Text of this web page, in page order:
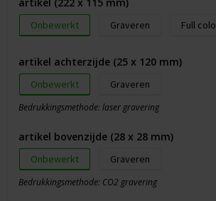
Onbewerkt Graveren Full
artikel achterzijde (25 x 120 mm)
Onbewerkt Graveren
Bedrukkingsmethode: laser gravering
artikel bovenzijde (28 x 28 mm)
Onbewerkt Graveren
Bedrukkingsmethode: CO2 gravering